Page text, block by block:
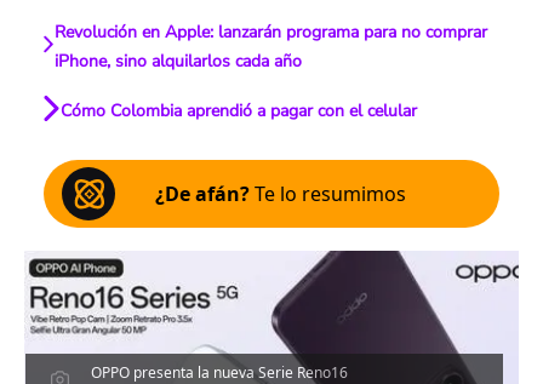
Revolución en Apple: lanzarán programa para no comprar
iPhone, sino alquilarlos cada año
Cómo Colombia aprendió a pagar con el celular
¿De afán?Te lo resumimos
OPPO presenta la nueva Serie Reno16